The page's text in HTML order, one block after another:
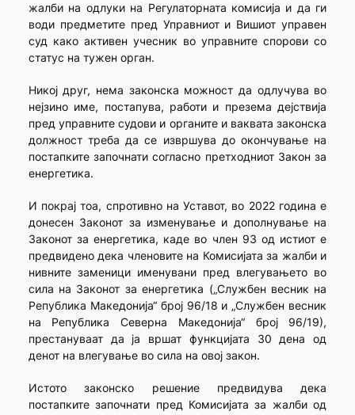
жалби на одлуки на Регулаторната комисија и да ги
води предметите пред Управниот и Вишиот управен
суд како активен учесник во управните спорови со
статус на тужен орган.
Никој друг, нема законска можност да одлучува во
нејзино име, постапува, работи и презема дејствија
пред управните судови и органите и ваквата законска
должност треба да се извршува до окончување на
постапките започнати согласно претходниот Закон за
енергетика.
И покрај тоа, спротивно на Уставот, во 2022 година е
донесен Законот за изменување и дополнување на
Законот за енергетика, каде во член 93 од истиот е
предвидено дека членовите на Комисијата за жалби и
нивните заменици именувани пред влегувањето во
сила на Законот за енергетика („Службен весник на
Република Македонија“ број 96/18 и „Службен весник
на Република Северна Македонија“ број 96/19),
престануваат да ја вршат функцијата 30 дена од
денот на влегување во сила на овој закон.
Истото законско решение предвидува дека
постапките започнати пред Комисијата за жалби од